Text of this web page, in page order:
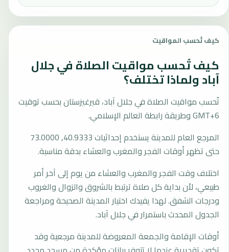
كيف تُحسب المواقيت
كيف تُحسب مواقيت الصلاة في جلال
آباد ولماذا تختلف؟
تُحسب مواقيت الصلاة في جلال آباد، قيرغيزستان بحسب توقيت
GMT+6 وطريقة رابطة العالم الإسلامي.
المرجع العام للمدينة يستخدم إحداثيات 40.9333, 73.0000
حتى تظهر أوقات الفجر والمغرب والعشاء بدقة مناسبة.
اختلاف وقت الفجر والمغرب والعشاء من يوم إلى آخر أمر
طبيعي، لأن بداية كل صلاة ترتبط بالشروق والزوال والغروب
ودرجات الشفق. لهذا يفيدك اختيار المدينة الصحيحة ومراجعة
الجدول المحدث باستمرار في جلال آباد.
أوقات الإقامة والجمعة المعروضة للمدينة مرجعية وقد